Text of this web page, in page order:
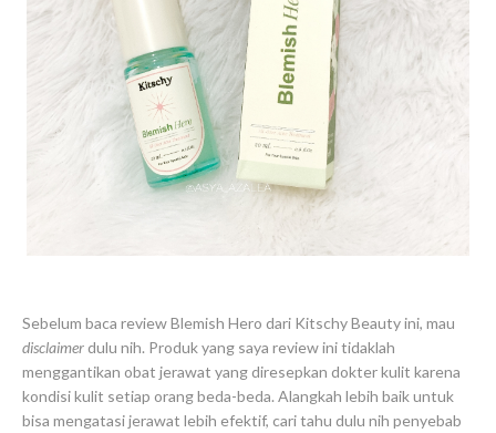
Sebelum baca review Blemish Hero dari Kitschy Beauty ini, mau
disclaimerdulu nih. Produk yang saya review ini tidaklah
menggantikan obat jerawat yang diresepkan dokter kulit karena
kondisi kulit setiap orang beda-beda. Alangkah lebih baik untuk
bisa mengatasi jerawat lebih efektif, cari tahu dulu nih penyebab